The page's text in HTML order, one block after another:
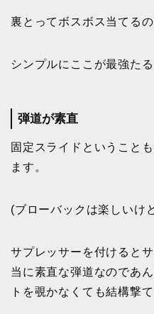
裏とってボスボス当てる
シンプルにここが最強た
弾道が素直
固定スライドということ
ます。
(ブローバックは楽しいけ
サプレッサーを付けると
当に素直な弾道なのであ
トを覗かなくても結構撃て